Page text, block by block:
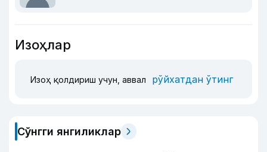
Изоҳлар
Изоҳ қолдириш учун, аввал рўйхатдан ўтинг
Сўнгги янгиликлар